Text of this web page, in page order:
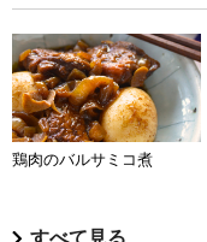
鶏肉のバルサミコ煮